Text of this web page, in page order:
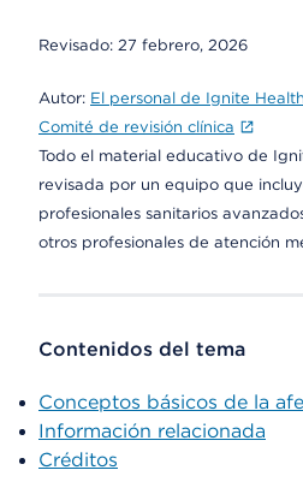
Revisado: 27 febrero, 2026
Autor: El personal de Ignite
Comité de revisión clínica
Todo el material educativo de
revisada por un equipo que
profesionales sanitarios
otros profesionales de atención
Contenidos del tema
Conceptos básicos de la
Información relacionada
Créditos